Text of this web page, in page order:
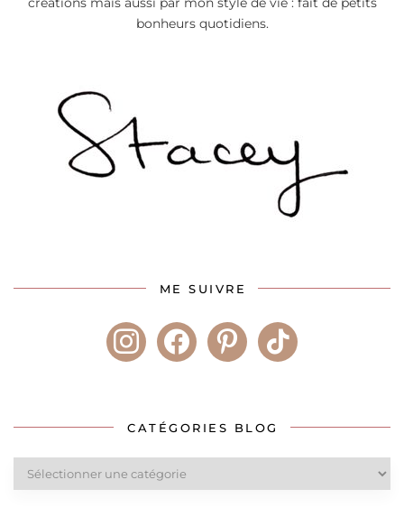
bonheurs quotidiens.
ME SUIVRE
instagramfacebookpinteresttiktok
CATÉGORIES BLOG
blog